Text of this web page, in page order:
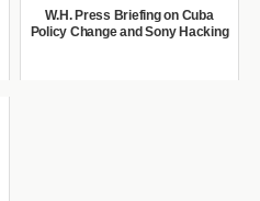
W.H. Press Briefing on Cuba
Policy Change and Sony Hacking